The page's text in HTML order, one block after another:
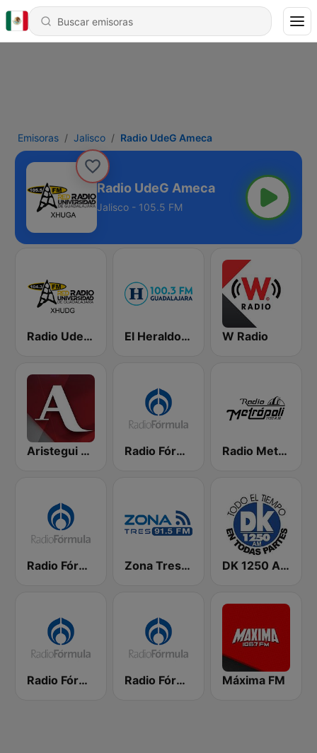
Emisoras Jalisco Radio UdeG Ameca
Radio UdeG Ameca
Jalisco - 105.5 FM
Radio UdeG Guadalajara El Heraldo - Guadalajara W Radio
Aristegui Noticias Radio Fórmula 1470 (Fórmula Femenina) Radio Metrópoli 1150 AM
Radio Fórmula 104.1 FM Zona Tres 91.5 FM DK 1250 AM
Radio Fórmula 103.3 FM Radio Fórmula 1500 AM Máxima FM